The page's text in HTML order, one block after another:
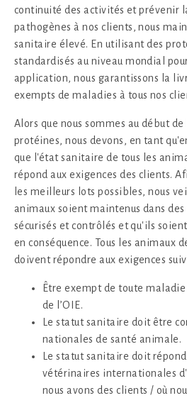
continuité des activités et prévenir
pathogènes à nos clients, nous
sanitaire élevé. En utilisant des
standardisés au niveau mondial
application, nous garantissons la
exempts de maladies à tous nos
Alors que nous sommes au début
protéines, nous devons, en tant
que l'état sanitaire de tous les
répond aux exigences des clients.
les meilleurs lots possibles, nous
animaux soient maintenus dans
sécurisés et contrôlés et qu'ils
en conséquence. Tous les animaux
doivent répondre aux exigences
Être exempt de toute
de l’OIE.
Le statut sanitaire doit être
nationales de santé animale.
Le statut sanitaire doit
vétérinaires internationales
nous avons des clients / où